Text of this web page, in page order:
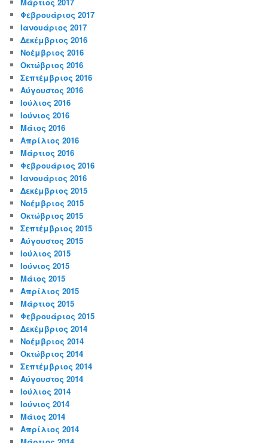
Φεβρουάριος 2017
Ιανουάριος 2017
Δεκέμβριος 2016
Νοέμβριος 2016
Οκτώβριος 2016
Σεπτέμβριος 2016
Αύγουστος 2016
Ιούλιος 2016
Ιούνιος 2016
Μάιος 2016
Απρίλιος 2016
Μάρτιος 2016
Φεβρουάριος 2016
Ιανουάριος 2016
Δεκέμβριος 2015
Νοέμβριος 2015
Οκτώβριος 2015
Σεπτέμβριος 2015
Αύγουστος 2015
Ιούλιος 2015
Ιούνιος 2015
Μάιος 2015
Απρίλιος 2015
Μάρτιος 2015
Φεβρουάριος 2015
Δεκέμβριος 2014
Νοέμβριος 2014
Οκτώβριος 2014
Σεπτέμβριος 2014
Αύγουστος 2014
Ιούλιος 2014
Ιούνιος 2014
Μάιος 2014
Απρίλιος 2014